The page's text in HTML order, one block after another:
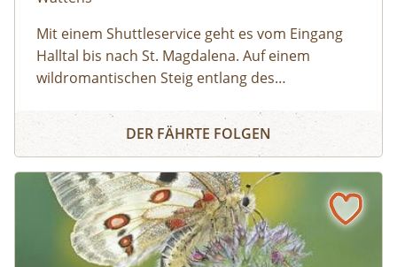
Mit einem Shuttleservice geht es vom Eingang
Halltal bis nach St. Magdalena. Auf einem
wildromantischen Steig entlang des
welcher für seine Pflanzenvielfalt bekannt ist.
Ausgerüstet mit Swarovski Ferngläsern lassen
Steinadler beobachten!
Ins Blumenparadies zum Issanger
DER FÄHRTE FOLGEN